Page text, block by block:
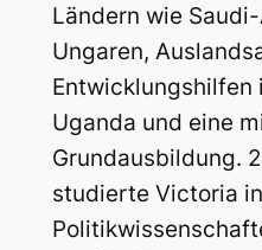
Ländern wie
Ungaren,
Entwicklungshilfen
Uganda und eine
Grundausbildung.
studierte Victoria